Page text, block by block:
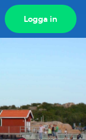
Logga in